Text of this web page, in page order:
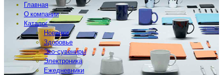
Главная
О компании
Каталог
Новинки
Здоровье
Эко-сувениры
Электроника
Ежедневники